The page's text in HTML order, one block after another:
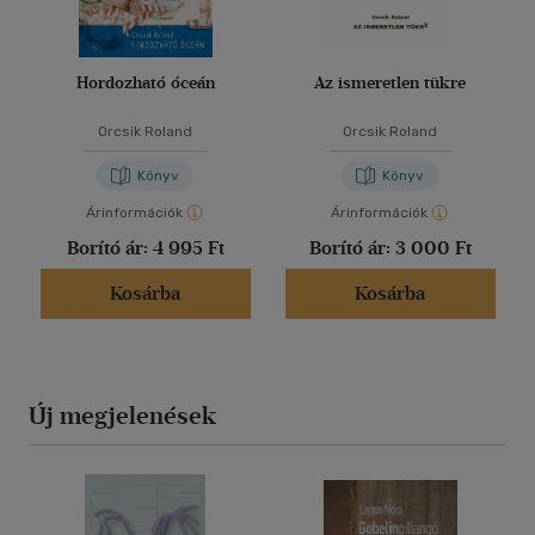
Hordozható óceán
Orcsik Roland
Könyv
Árinformációk
Borító ár: 4 995 Ft
Kosárba
Az ismeretlen tükre
Orcsik Roland
Könyv
Árinformációk
Borító ár: 3 000 Ft
Kosárba
Új megjelenések